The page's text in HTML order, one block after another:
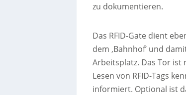
zu dokumentieren.
Das RFID-Gate dient
dem ‚Bahnhof‘ und
Arbeitsplatz. Das Tor
Lesen von RFID-Tags
informiert. Optional ist